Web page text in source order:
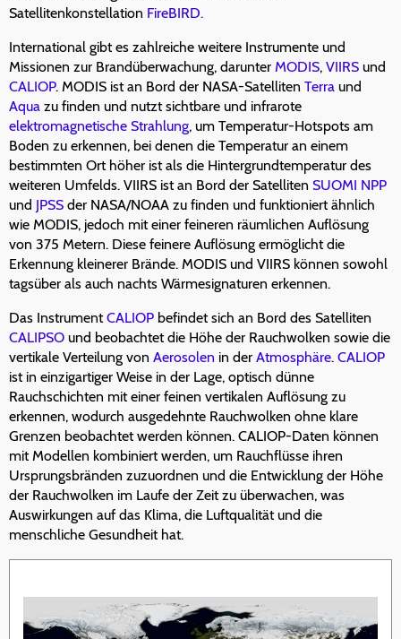
Satellitenkonstellation FireBIRD.
International gibt es zahlreiche weitere Instrumente und
Missionen zur Brandüberwachung, darunter MODIS, VIIRS und
CALIOP. MODIS ist an Bord der NASA-Satelliten Terra und
Aqua zu finden und nutzt sichtbare und infrarote
elektromagnetische Strahlung, um Temperatur-Hotspots am
Boden zu erkennen, bei denen die Temperatur an einem
bestimmten Ort höher ist als die Hintergrundtemperatur des
weiteren Umfelds. VIIRS ist an Bord der Satelliten SUOMI NPP
und JPSS der NASA/NOAA zu finden und funktioniert ähnlich
wie MODIS, jedoch mit einer feineren räumlichen Auflösung
von 375 Metern. Diese feinere Auflösung ermöglicht die
Erkennung kleinerer Brände. MODIS und VIIRS können sowohl
tagsüber als auch nachts Wärmesignaturen erkennen.
Das InstrumentCALIOP befindet sich an Bord des Satelliten
CALIPSO und beobachtet die Höhe der Rauchwolken sowie die
vertikale Verteilung von Aerosolen in der Atmosphäre. CALIOP
ist in einzigartiger Weise in der Lage, optisch dünne
Rauchschichten mit einer feinen vertikalen Auflösung zu
erkennen, wodurch ausgedehnte Rauchwolken ohne klare
Grenzen beobachtet werden können. CALIOP-Daten können
mit Modellen kombiniert werden, um Rauchflüsse ihren
Ursprungsbränden zuzuordnen und die Entwicklung der Höhe
der Rauchwolken im Laufe der Zeit zu überwachen, was
Auswirkungen auf das Klima, die Luftqualität und die
menschliche Gesundheit hat.